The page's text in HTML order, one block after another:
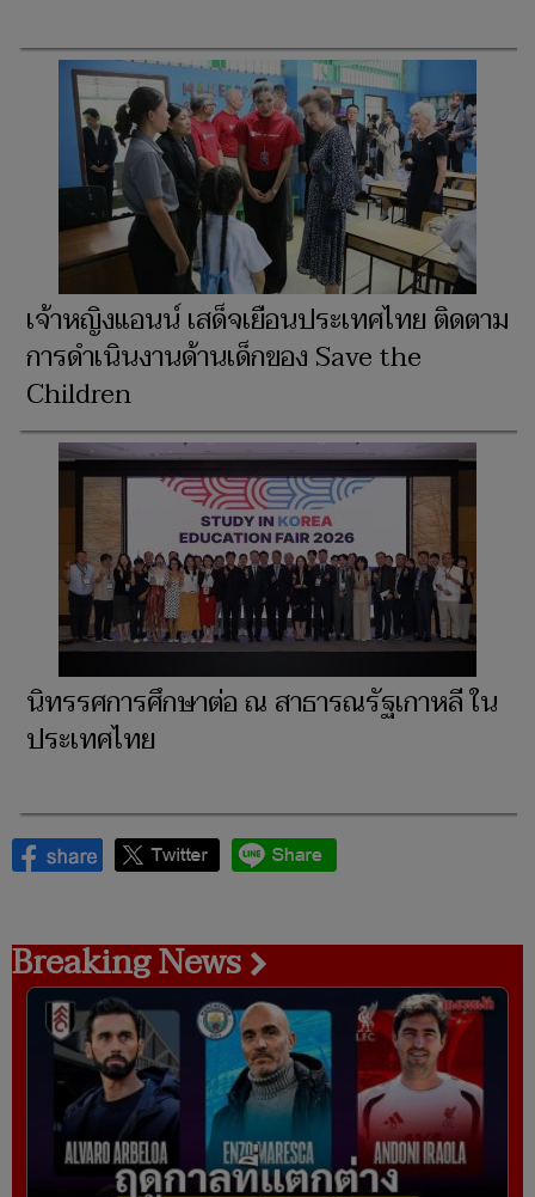
เจ้าหญิงแอนน์ เสด็จเยือนประเทศไทย ติดตาม
การดำเนินงานด้านเด็กของ Save the
Children
นิทรรศการศึกษาต่อ ณ สาธารณรัฐเกาหลี ใน
ประเทศไทย
Breaking News